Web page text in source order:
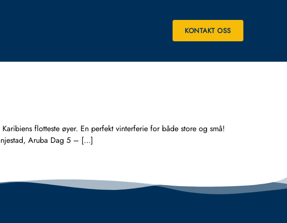
KONTAKT OSS
flotteste øyer. En perfekt vinterferie for både store og små!
Aruba Dag 5 – […]